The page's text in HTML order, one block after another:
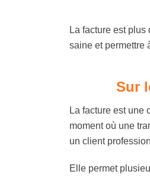
La facture est
saine et permettre
Sur
La facture est une
moment où une
un client
Elle permet